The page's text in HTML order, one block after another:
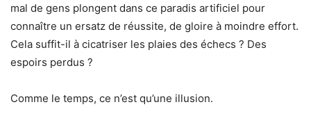
mal de gens plongent dans ce paradis artificiel pour
connaître un ersatz de réussite, de gloire à moindre effort.
Cela suffit-il à cicatriser les plaies des échecs ? Des
espoirs perdus ?
Comme le temps, ce n’est qu’une illusion.